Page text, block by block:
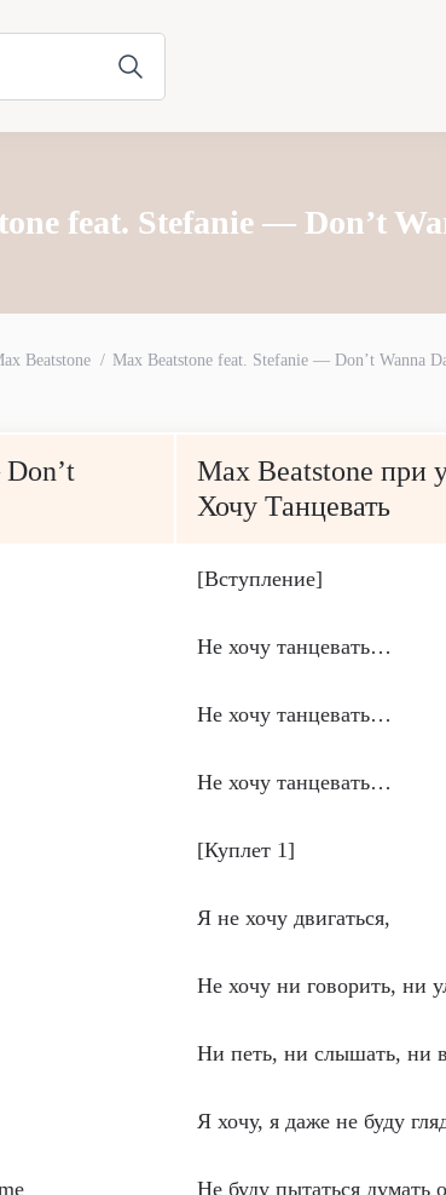
feat. Stefanie — Don’t
Beatstone Max Beatstone feat. Stefanie — Don’t Wanna
Max Beatstone при
Хочу Танцевать
[Вступление]
Не хочу танцевать…
Не хочу танцевать…
Не хочу танцевать…
[Куплет 1]
Я не хочу двигаться,
Не хочу ни говорить, ни
Ни петь, ни слышать, ни
Я хочу, я даже не буду
Не буду пытаться думать